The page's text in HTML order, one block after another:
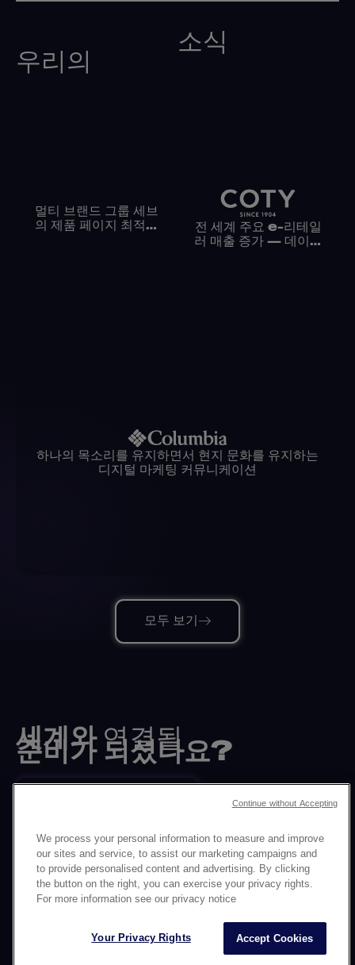
우리의
소식
멀티 브랜드 그룹 세브
의 제품 페이지 최적화
전 세계 주요 e-리테일
러 매출 증가 — 데이터
하나의 목소리를 유지하면서 현지 문화를 유지하는
디지털 마케팅 커뮤니케이션
모두 보기
세계와연결될
준비가 되셨나요?
뒤로
성
회사 소개
서비스
직업
내부고발자
We process your personal information to measure and improve
our sites and service, to assist our marketing campaigns and
to provide personalised content and advertising. By clicking
the button on the right, you can exercise your privacy rights.
For more information see our privacy notice
Accept Cookies
Your Privacy Rights
Continue without Accepting